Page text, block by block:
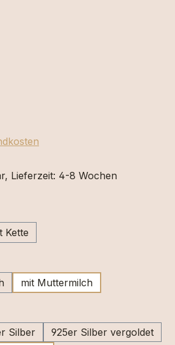
Lieferzeit: 4-8 Wochen
Kette
mit Muttermilch
Silber
925er Silber vergoldet